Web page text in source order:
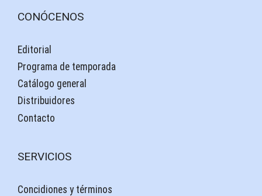
CONÓCENOS
Editorial
Programa de temporada
Catálogo general
Distribuidores
Contacto
SERVICIOS
Concidiones y términos